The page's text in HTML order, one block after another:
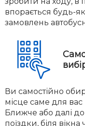
впорається будь-
замовлень
Ви самостійно
місце саме для
Ближче або далі до
поїздки, біля